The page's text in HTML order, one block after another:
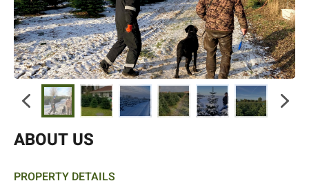
ABOUT US
PROPERTY DETAILS